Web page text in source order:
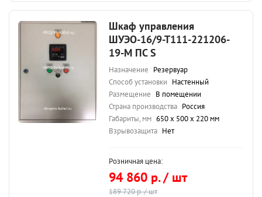
Шкаф управления
ШУЭО-16/9-Т111-221206-
19-М ПС S
Назначение Резервуар
Способ установки Настенный
Размещение В помещении
Страна производства Россия
Габариты, мм 650 х 500 х 220 мм
Взрывозащита Нет
Розничная цена:
94 860 р. / шт
189 720 р. / шт